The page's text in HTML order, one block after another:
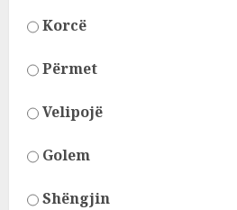
Korcë
Përmet
Velipojë
Golem
Shëngjin